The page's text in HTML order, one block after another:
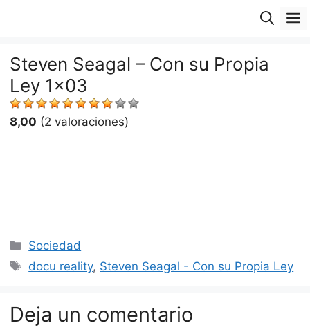
Steven Seagal – Con su Propia
Ley 1×03
8,00 (2 valoraciones)
Categorías
Sociedad
Etiquetas
docu reality, Steven Seagal - Con su Propia Ley
Deja un comentario